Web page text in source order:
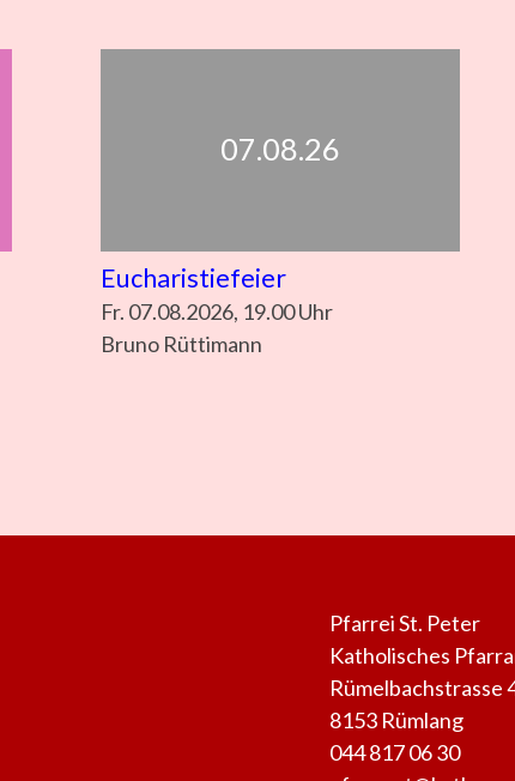
07.08.26
Eucharistiefeier
Fr. 07.08.2026, 19.00 Uhr
Bruno Rüttimann
Pfarrei St. Peter
Katholisches
Rümelbachstrasse
8153 Rümlang
044 817 06 30